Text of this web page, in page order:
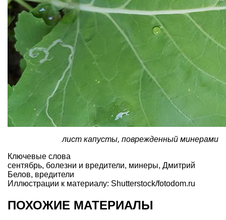
лист капусты, поврежденный минерами
Ключевые слова
сентябрь, болезни и вредители, минеры, Дмитрий
Белов, вредители
Иллюстрации к материалу: Shutterstock/fotodom.ru
ПОХОЖИЕ МАТЕРИАЛЫ